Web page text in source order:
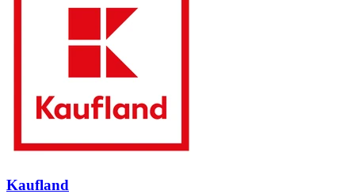
Kaufland